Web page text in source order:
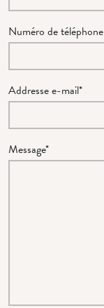
Numéro de téléphone
Addresse e-mail*
Message*